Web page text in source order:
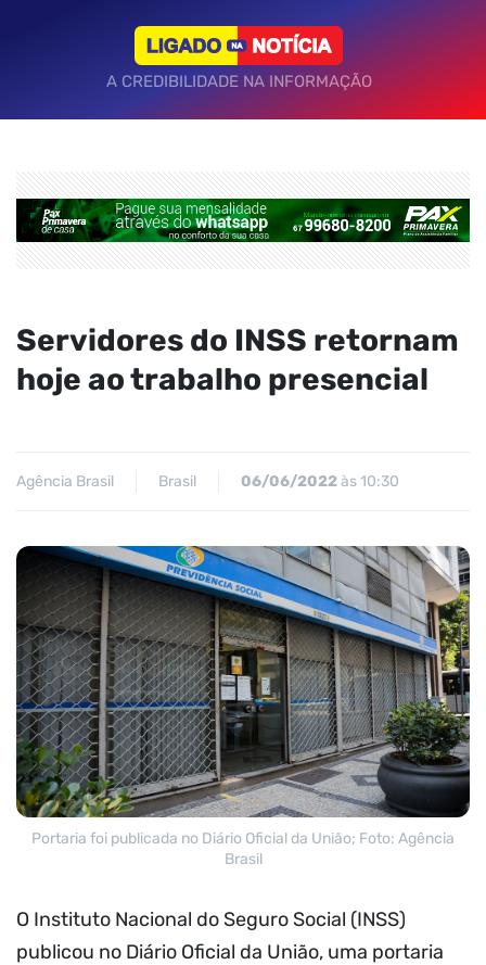
A CREDIBILIDADE NA INFORMAÇÃO
Servidores do INSS retornam
hoje ao trabalho presencial
Agência Brasil Brasil 06/06/2022às 10:30
Portaria foi publicada no Diário Oficial da União; Foto: Agência
Brasil
O Instituto Nacional do Seguro Social (INSS)
publicou no Diário Oficial da União, uma portaria